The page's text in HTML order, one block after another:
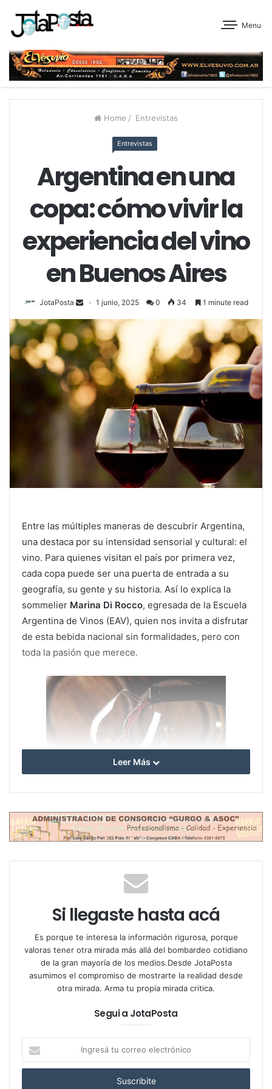
Menu
Home / Entrevistas
Entrevistas
Argentina en una
copa: cómo vivir la
experiencia del vino
en Buenos Aires
JotaPosta 1 junio, 2025 0 34 1 minute read
Entre las múltiples maneras de descubrir Argentina,
una destaca por su intensidad sensorial y cultural: el
vino. Para quienes visitan el país por primera vez,
cada copa puede ser una puerta de entrada a su
geografía, su gente y su historia. Así lo explica la
sommelier Marina Di Rocco, egresada de la Escuela
Argentina de Vinos (EAV), quien nos invita a disfrutar
de esta bebida nacional sin formalidades, pero con
toda la pasión que merece.
“El vino argentino tiene una personalidad única, y
cuando lo probás acá, en su lugar de origen, la
experiencia se vuelve mucho más rica”, sostiene. No
se trata solo del contenido de la copa, sino del
sobremesa distendida, la charla compartida. Para
Marina, recorrer vinotecas porteñas, sumarse a una
cata guiada o simplemente probar una copa en un
wine bar, es una forma hermosa de“conectar con la
cultura argentina, de sentir el país a través de sus
sabores e historias”.
Cuando se le pregunta por la cepa que ningún turista
debería perderse, no duda:“Sin lugar a dudas, el
Malbec”.No solo por ser nuestra variedad emblema,
sino porque expresa la identidad del vino argentino:
Leer Más
Si llegaste hasta acá
Es porque te interesa la información rigurosa, porque
valoras tener otra mirada más allá del bombardeo cotidiano
de la gran mayoría de los medios.Desde JotaPosta
asumimos el compromiso de mostrarte la realidad desde
otra mirada. Arma tu propia mirada critica.
Segui a JotaPosta
correo